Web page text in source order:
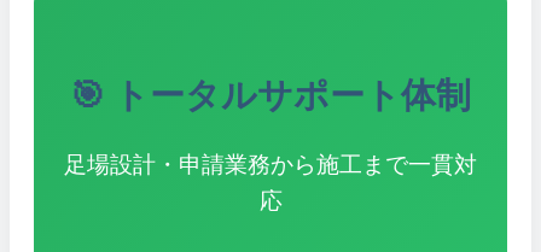
🎯 トータルサポート体制
足場設計・申請業務から施工まで一貫対
応